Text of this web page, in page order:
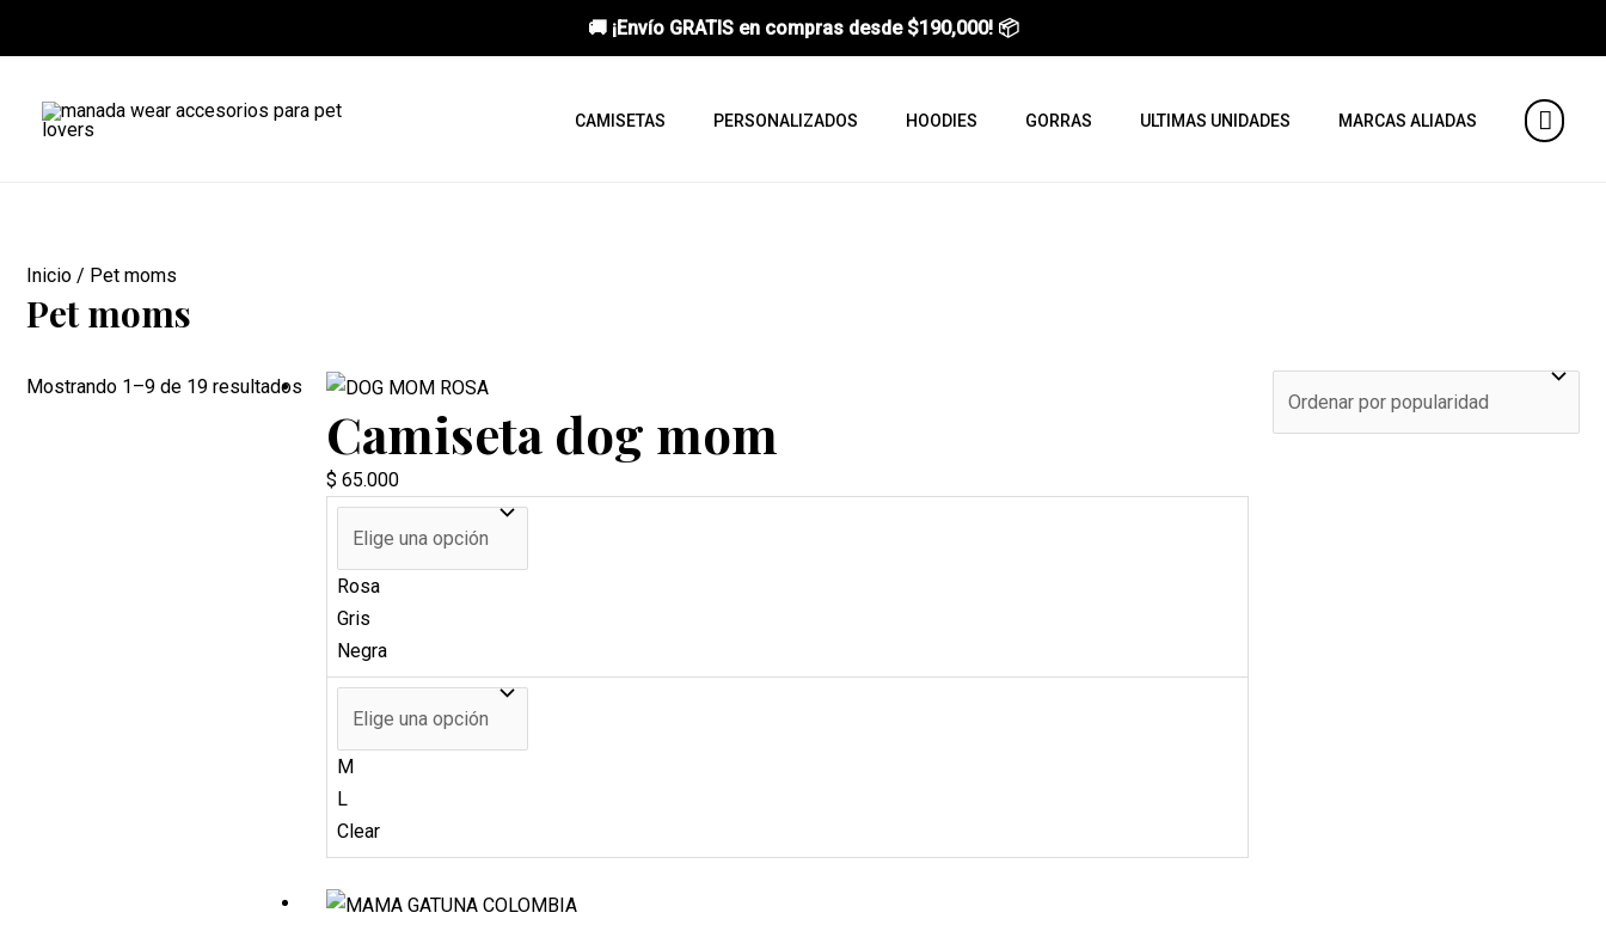
🚚 ¡Envío GRATIS en compras desde $190,000! 📦
contenido
CAMISETAS PERSONALIZADOS HOODIES GORRAS ULTIMAS UNIDADES MARCAS ALIADAS
Inicio / Pet moms
Pet moms
Mostrando 1–9 de 19 resultados Sorted
popularity
Camiseta dog mom
$ 65.000
Rosa
Gris
Negra
M
L
Clear